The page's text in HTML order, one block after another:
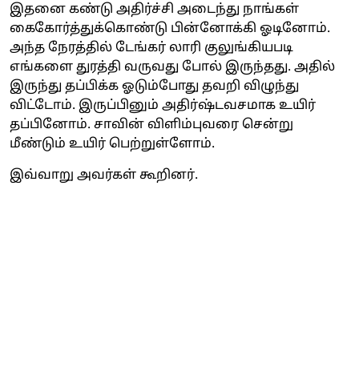
இதனை கண்டு அதிர்ச்சி அடைந்து நாங்கள்
கைகோர்த்துக்கொண்டு பின்னோக்கி ஓடினோம்.
அந்த நேரத்தில் டேங்கர் லாரி குலுங்கியபடி
எங்களை துரத்தி வருவது போல் இருந்தது. அதில்
இருந்து தப்பிக்க ஓடும்போது தவறி விழுந்து
விட்டோம். இருப்பினும் அதிர்ஷ்டவசமாக உயிர்
தப்பினோம். சாவின் விளிம்புவரை சென்று
மீண்டும் உயிர் பெற்றுள்ளோம்.
இவ்வாறு அவர்கள் கூறினர்.